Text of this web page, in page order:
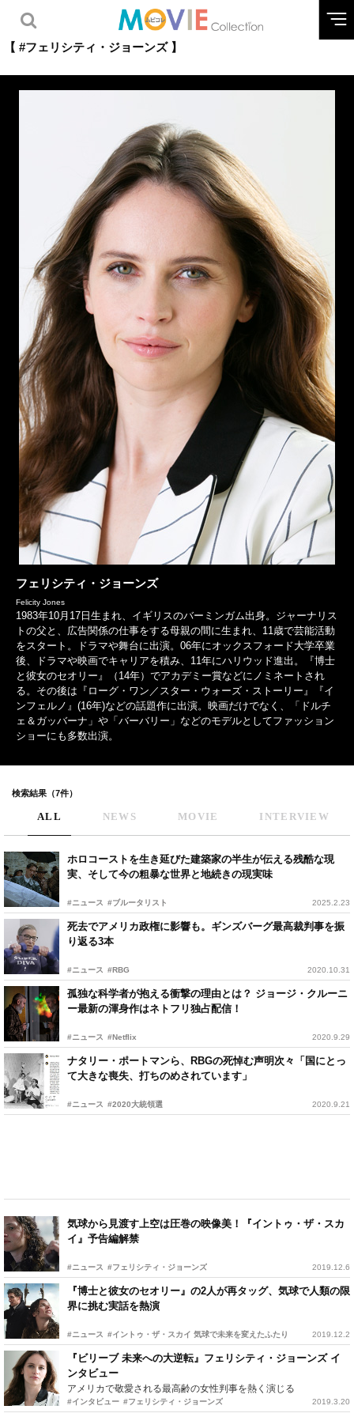
【 #フェリシティ・ジョーンズ 】
フェリシティ・ジョーンズ
Felicity Jones
1983年10月17日生まれ、イギリスのバーミンガム出身。ジャーナリス
トの父と、広告関係の仕事をする母親の間に生まれ、11歳で芸能活動
をスタート。ドラマや舞台に出演。06年にオックスフォード大学卒業
後、ドラマや映画でキャリアを積み、11年にハリウッド進出。『博士
と彼女のセオリー』（14年）でアカデミー賞などにノミネートされ
る。その後は『ローグ・ワン／スター・ウォーズ・ストーリー』『イ
ンフェルノ』(16年)などの話題作に出演。映画だけでなく、「ドルチ
ェ＆ガッバーナ」や「バーバリー」などのモデルとしてファッション
ショーにも多数出演。
検索結果（7件）
ALL NEWS MOVIE INTERVIEW
ホロコーストを生き延びた建築家の半生が伝える残酷な現
実、そして今の粗暴な世界と地続きの現実味
#ニュース #ブルータリスト 2025.2.23
死去でアメリカ政権に影響も。ギンズバーグ最高裁判事を振
り返る3本
#ニュース #RBG 2020.10.31
孤独な科学者が抱える衝撃の理由とは？ ジョージ・クルーニ
ー最新の渾身作はネトフリ独占配信！
#ニュース #Netflix 2020.9.29
ナタリー・ポートマンら、RBGの死悼む声明次々「国にとっ
て大きな喪失、打ちのめされています」
#ニュース #2020大統領選 2020.9.21
気球から見渡す上空は圧巻の映像美！『イントゥ・ザ・スカ
イ』予告編解禁
#ニュース #フェリシティ・ジョーンズ 2019.12.6
『博士と彼女のセオリー』の2人が再タッグ、気球で人類の限
界に挑む実話を熱演
#ニュース #イントゥ・ザ・スカイ 気球で未来を変えたふたり 2019.12.2
『ビリーブ 未来への大逆転』フェリシティ・ジョーンズ イ
ンタビュー
アメリカで敬愛される最高齢の女性判事を熱く演じる
#インタビュー #フェリシティ・ジョーンズ 2019.3.20